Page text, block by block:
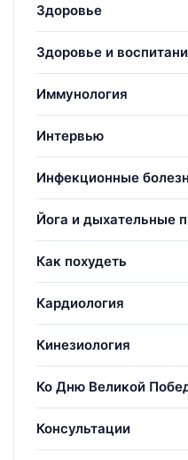
Здоровье
Здоровье и
Иммунология
Интервью
Инфекционные
Йога и дыхательные
Как похудеть
Кардиология
Кинезиология
Ко Дню Великой
Консультации